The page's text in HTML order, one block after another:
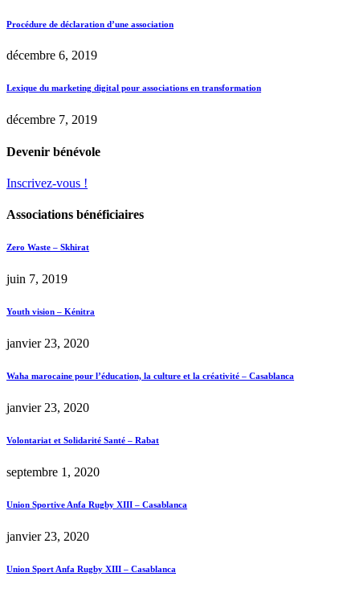
Procédure de déclaration d’une association
décembre 6, 2019
Lexique du marketing digital pour associations en transformation
décembre 7, 2019
Devenir bénévole
Inscrivez-vous !
Associations bénéficiaires
Zero Waste – Skhirat
juin 7, 2019
Youth vision – Kénitra
janvier 23, 2020
Waha marocaine pour l’éducation, la culture et la créativité – Casablanca
janvier 23, 2020
Volontariat et Solidarité Santé – Rabat
septembre 1, 2020
Union Sportive Anfa Rugby XIII – Casablanca
janvier 23, 2020
Union Sport Anfa Rugby XIII – Casablanca